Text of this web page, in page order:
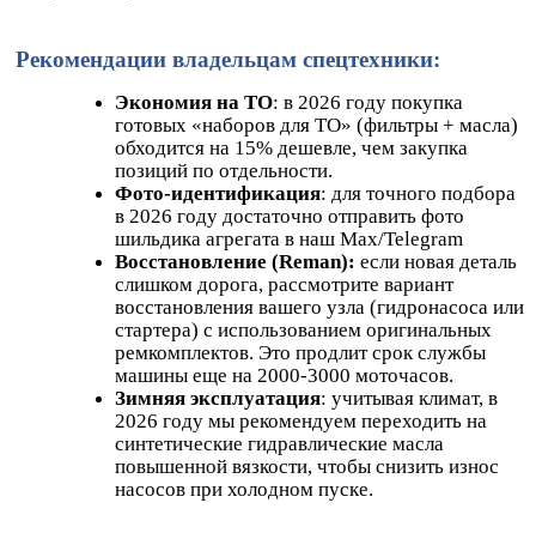
Рекомендации владельцам спецтехники:
Экономия на ТО: в 2026 году покупка
готовых «наборов для ТО» (фильтры + масла)
обходится на 15% дешевле, чем закупка
позиций по отдельности.
Фото-идентификация: для точного подбора
в 2026 году достаточно отправить фото
шильдика агрегата в наш Max/Telegram
Восстановление (Reman): если новая деталь
слишком дорога, рассмотрите вариант
восстановления вашего узла (гидронасоса или
стартера) с использованием оригинальных
ремкомплектов. Это продлит срок службы
машины еще на 2000-3000 моточасов.
Зимняя эксплуатация: учитывая климат, в
2026 году мы рекомендуем переходить на
синтетические гидравлические масла
повышенной вязкости, чтобы снизить износ
насосов при холодном пуске.